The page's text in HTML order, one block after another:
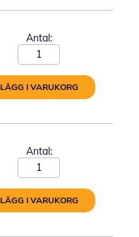
Antal:
LÄGG I VARUKORG
Antal:
LÄGG I VARUKORG